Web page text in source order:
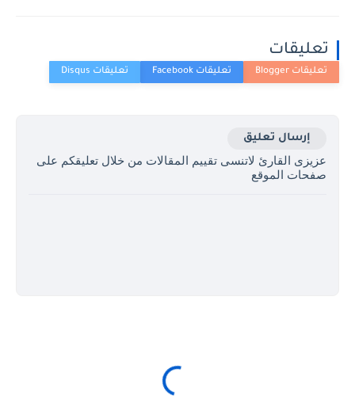
تعليقات
إرسال تعليق
عزيزى القارئ لاتنسى تقييم المقالات من خلال تعليقكم على
صفحات الموقع